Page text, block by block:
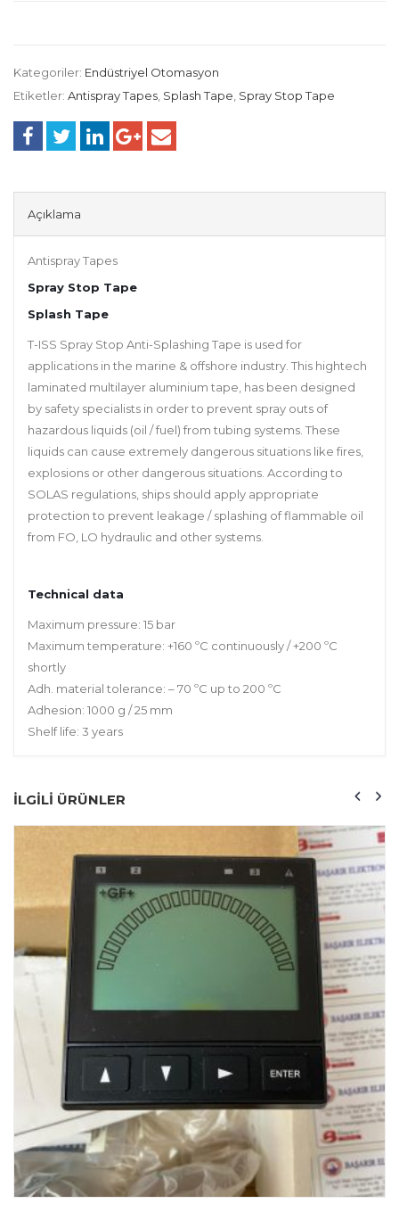
Kategoriler: Endüstriyel Otomasyon
Etiketler: Antispray Tapes Splash Tape Spray Stop Tape
Açıklama
Antispray Tapes
Spray Stop Tape
Splash Tape
T-ISS Spray Stop Anti-Splashing Tape is used for
applications in the marine & offshore industry. This hightech
laminated multilayer aluminium tape, has been designed
by safety specialists in order to prevent spray outs of
hazardous liquids (oil / fuel) from tubing systems. These
liquids can cause extremely dangerous situations like fires,
explosions or other dangerous situations. According to
SOLAS regulations, ships should apply appropriate
protection to prevent leakage / splashing of flammable oil
from FO, LO hydraulic and other systems.
Technical data
Maximum pressure: 15 bar
Maximum temperature: +160 ºC continuously / +200 ºC
shortly
Adh. material tolerance: – 70 ºC up to 200 ºC
Adhesion: 1000 g / 25 mm
Shelf life: 3 years
ILGILI ÜRÜNLER